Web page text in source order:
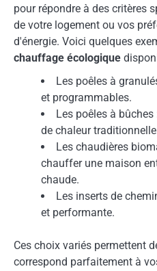
pour répondre à des critères
de votre logement ou vos
d'énergie. Voici quelques
chauffage écologique
Les poêles à
et programmables.
Les poêles à
de chaleur
Les chaudières
chauffer une maison
chaude.
Les inserts de
et performante.
Ces choix variés permettent
correspond parfaitement à